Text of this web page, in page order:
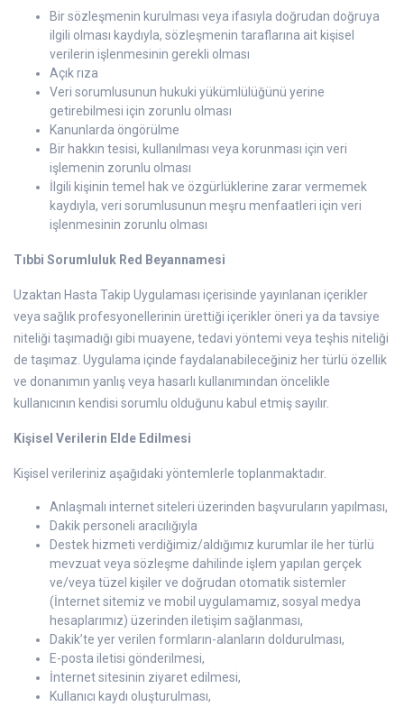
Bir sözleşmenin kurulması veya ifasıyla doğrudan doğruya
ilgili olması kaydıyla, sözleşmenin taraflarına ait kişisel
verilerin işlenmesinin gerekli olması
Açık rıza
Veri sorumlusunun hukuki yükümlülüğünü yerine
getirebilmesi için zorunlu olması
Kanunlarda öngörülme
Bir hakkın tesisi, kullanılması veya korunması için veri
işlemenin zorunlu olması
İlgili kişinin temel hak ve özgürlüklerine zarar vermemek
kaydıyla, veri sorumlusunun meşru menfaatleri için veri
işlenmesinin zorunlu olması
Tıbbi Sorumluluk Red Beyannamesi
Uzaktan Hasta Takip Uygulaması içerisinde yayınlanan içerikler
veya sağlık profesyonellerinin ürettiği içerikler öneri ya da tavsiye
niteliği taşımadığı gibi muayene, tedavi yöntemi veya teşhis niteliği
de taşımaz. Uygulama içinde faydalanabileceğiniz her türlü özellik
ve donanımın yanlış veya hasarlı kullanımından öncelikle
kullanıcının kendisi sorumlu olduğunu kabul etmiş sayılır.
Kişisel Verilerin Elde Edilmesi
Kişisel verileriniz aşağıdaki yöntemlerle toplanmaktadır.
Anlaşmalı internet siteleri üzerinden başvuruların yapılması,
Dakik personeli aracılığıyla
Destek hizmeti verdiğimiz/aldığımız kurumlar ile her türlü
mevzuat veya sözleşme dahilinde işlem yapılan gerçek
ve/veya tüzel kişiler ve doğrudan otomatik sistemler
(İnternet sitemiz ve mobil uygulamamız, sosyal medya
hesaplarımız) üzerinden iletişim sağlanması,
Dakik’te yer verilen formların-alanların doldurulması,
E-posta iletisi gönderilmesi,
İnternet sitesinin ziyaret edilmesi,
Kullanıcı kaydı oluşturulması,